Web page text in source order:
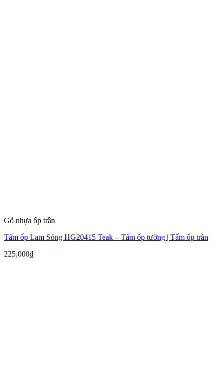
Gỗ nhựa ốp trần
Tấm ốp Lam Sóng HG20415 Teak – Tấm ốp tường | Tấm ốp trần
225,000₫